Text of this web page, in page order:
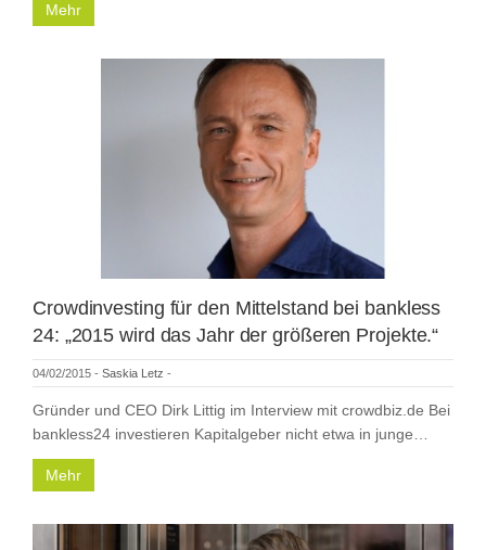
Mehr
Crowdinvesting für den Mittelstand bei bankless
24: „2015 wird das Jahr der größeren Projekte.“
04/02/2015 - Saskia Letz -
Gründer und CEO Dirk Littig im Interview mit crowdbiz.de Bei
bankless24 investieren Kapitalgeber nicht etwa in junge…
Mehr